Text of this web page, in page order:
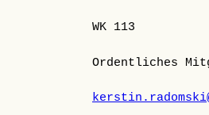
WK 113
Ordentliches